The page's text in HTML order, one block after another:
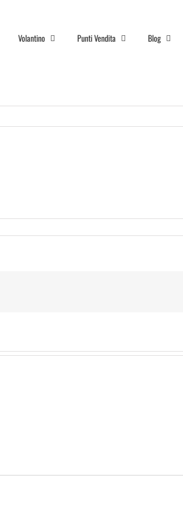
Volantino Punti Vendita Blog